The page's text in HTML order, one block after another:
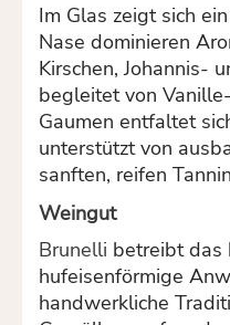
Im Glas zeigt sich
Nase dominieren
Kirschen, Johannis-
begleitet von
Gaumen entfaltet
unterstützt von
sanften, reifen
Weingut
Brunelli betreibt das
hufeisenförmige
handwerkliche